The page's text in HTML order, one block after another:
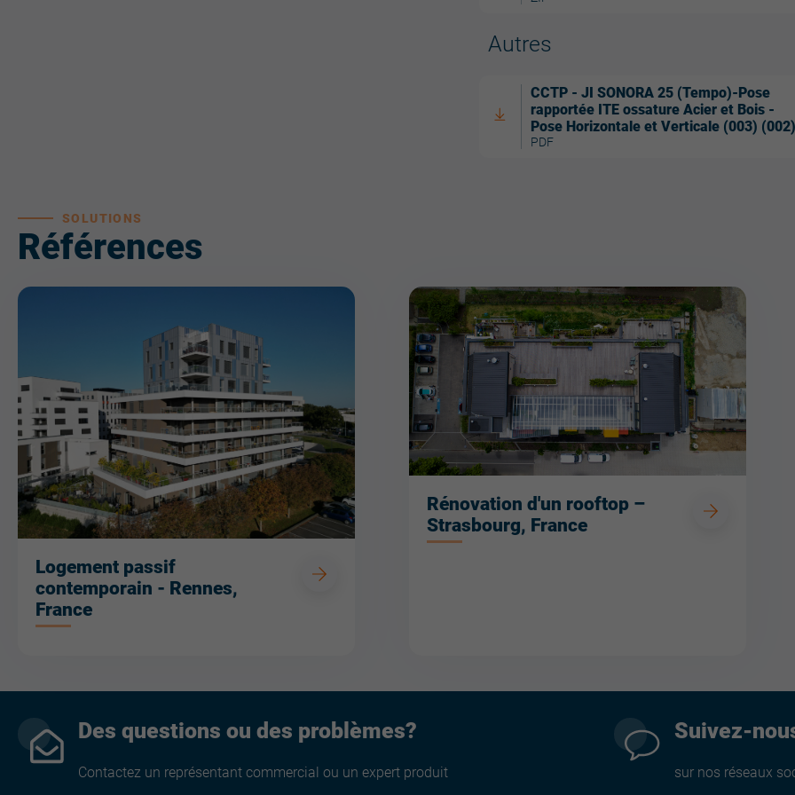
Autres
CCTP - JI SONORA 25 (Tempo)-Pose
rapportée ITE ossature Acier et Bois -
Pose Horizontale et Verticale (003) (002)
PDF
Références
SOLUTIONS
Logement passif
contemporain - Rennes,
France
Rénovation d'un rooftop –
Strasbourg, France
Des questions ou des problèmes?
Contactez un représentant commercial ou un expert produit
Suivez-
sur nos réseaux